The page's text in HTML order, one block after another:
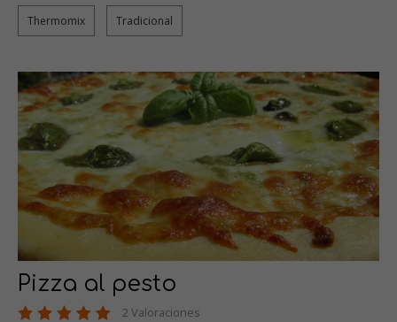
Thermomix Tradicional
Pizza al pesto
2 Valoraciones